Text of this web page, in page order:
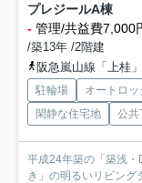
プレジールA棟
- 管理/共益費7,000
/築13年 /2階建
阪急嵐山線「上桂
駐輪場 オートロッ
閑静な住宅地
公共
平成24年築の「築浅・
き」の明るいリビング